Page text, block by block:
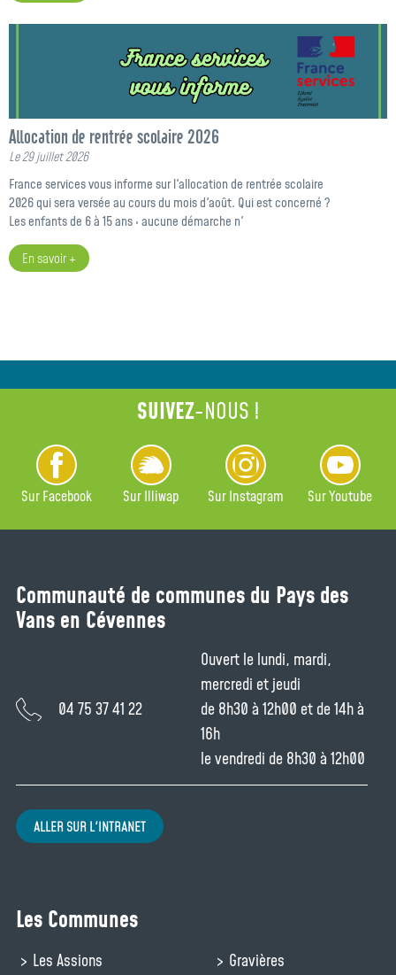
Allocation de rentrée scolaire 2026
Le 29 juillet 2026
France services vous informe sur l'allocation de rentrée scolaire
2026 qui sera versée au cours du mois d'août. Qui est concerné ?
Les enfants de 6 à 15 ans : aucune démarche n'
En savoir +
SUIVEZ-NOUS !
Sur Facebook Sur Illiwap Sur Instagram Sur Youtube
Communauté de communes du Pays des
Vans en Cévennes
04 75 37 41 22
Ouvert le lundi, mardi,
mercredi et jeudi
de 8h30 à 12h00 et de 14h à
16h
le vendredi de 8h30 à 12h00
ALLER SUR L'INTRANET
Les Communes
Les Assions Gravières